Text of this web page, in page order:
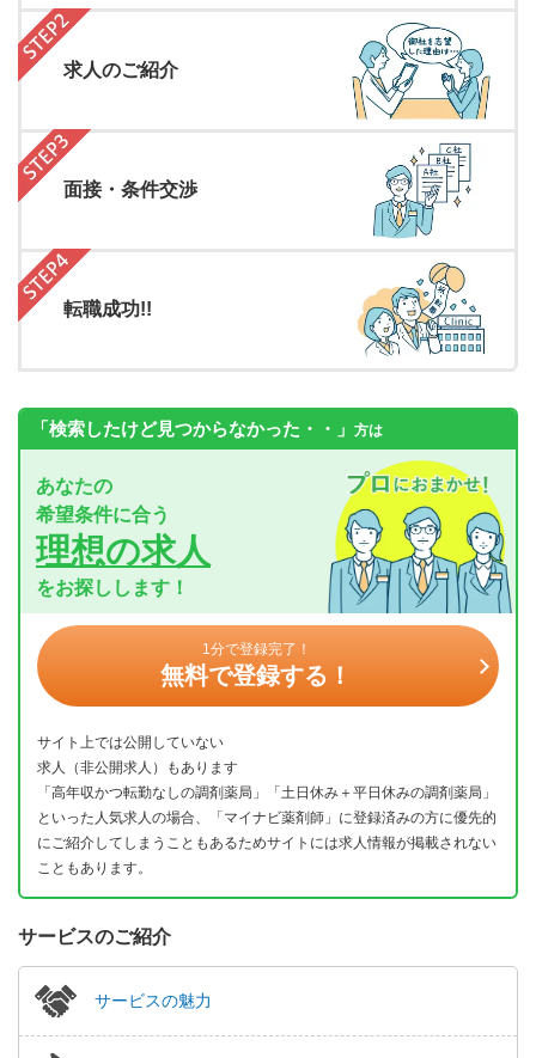
求人のご紹介
面接・条件交渉
転職成功!!
「検索したけど見つからなかった・・」 方は
あなたの
希望条件に合う
理想の求人
をお探しします！
1分で登録完了！
無料で登録する！
サイト上では公開していない
求人（非公開求人）もあります
「高年収かつ転勤なしの調剤薬局」「土日休み＋平日休みの調剤薬局」
といった人気求人の場合、「マイナビ薬剤師」に登録済みの方に優先的
にご紹介してしまうこともあるためサイトには求人情報が掲載されない
こともあります。
サービスのご紹介
サービスの魅力